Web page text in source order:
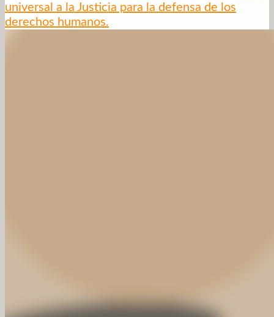
universal a la Justicia para la defensa de los
derechos humanos.